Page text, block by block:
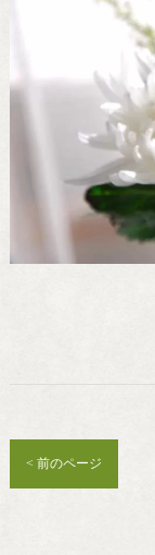
< 前のページ